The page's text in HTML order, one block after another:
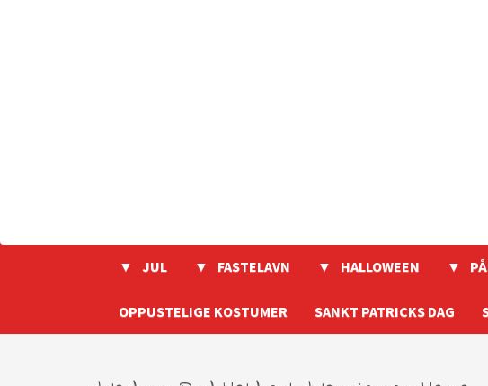
JUL FASTELAVN HALLOWEEN
OPPUSTELIGE KOSTUMER SANKT PATRICKS DAG